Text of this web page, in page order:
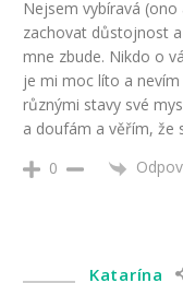
Nejsem vybíravá (ono
zachovat důstojnost
mne zbude. Nikdo o
je mi moc líto a
různými stavy své
a doufám a věřím, že
0
Katarína